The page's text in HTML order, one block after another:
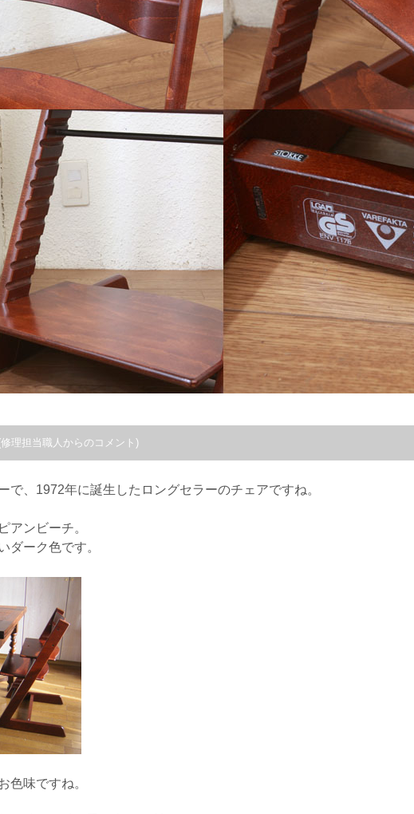
修理担当職人からのコメント)
で、1972年に誕生したロングセラーのチェアですね。
アンビーチ。
ダーク色です。
色味ですね。